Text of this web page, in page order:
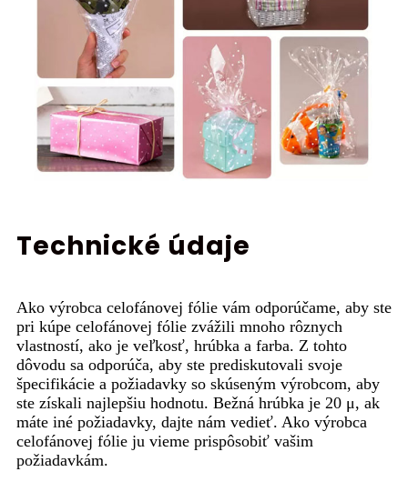
Technické údaje
Ako výrobca celofánovej fólie vám odporúčame, aby ste
pri kúpe celofánovej fólie zvážili mnoho rôznych
vlastností, ako je veľkosť, hrúbka a farba. Z tohto
dôvodu sa odporúča, aby ste prediskutovali svoje
špecifikácie a požiadavky so skúseným výrobcom, aby
ste získali najlepšiu hodnotu. Bežná hrúbka je 20 μ, ak
máte iné požiadavky, dajte nám vedieť. Ako výrobca
celofánovej fólie ju vieme prispôsobiť vašim
požiadavkám.